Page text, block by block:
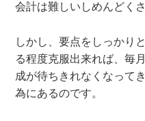
会計は難しいしめんどく
しかし、要点をしっかり
る程度克服出来れば、毎
成が待ちきれなくなって
為にあるのです。